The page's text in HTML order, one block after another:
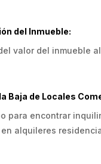
del Inmueble:
valor del inmueble
Baja de Locales
para encontrar
alquileres